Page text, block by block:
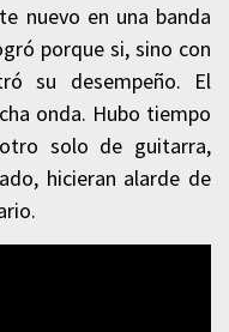
nuevo en una banda
porque si, sino con
su desempeño. El
onda. Hubo tiempo
solo de guitarra,
hicieran alarde de